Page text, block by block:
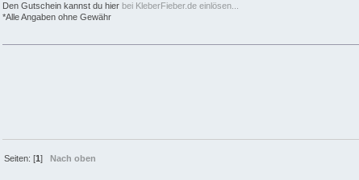
Den Gutschein kannst du hier bei KleberFieber.de einlösen...
*Alle Angaben ohne Gewähr
Seiten: [1]Nach oben